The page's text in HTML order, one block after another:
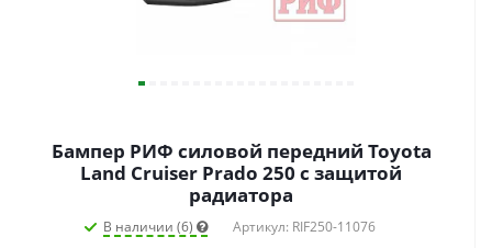
Бампер РИФ силовой передний Toyota
Land Cruiser Prado 250 c защитой
радиатора
В наличии (6) Артикул: RIF250-11076